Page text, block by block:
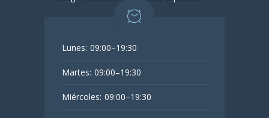
Lunes: 09:00–19:30
Martes: 09:00–19:30
Miércoles: 09:00–19:30